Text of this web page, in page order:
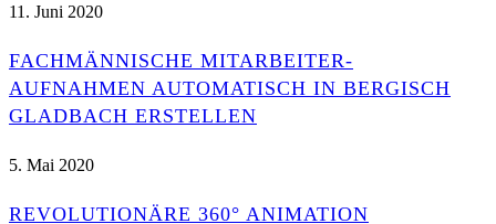
11. Juni 2020
FACHMÄNNISCHE MITARBEITER-
AUFNAHMEN AUTOMATISCH IN BERGISCH
GLADBACH ERSTELLEN
5. Mai 2020
REVOLUTIONÄRE 360° ANIMATION